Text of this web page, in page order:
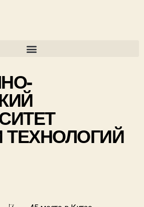
ТЕХНОЛОГИЙ